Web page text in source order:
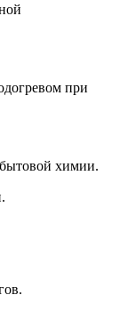
при
химии.